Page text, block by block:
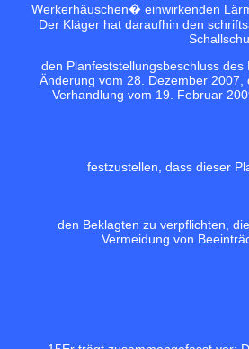
Werkerhäuschen� einwirkenden
Der Kläger hat daraufhin den
den Planfeststellungsbeschluss
Änderung vom 28. Dezember
Verhandlung vom 19. Februar
festzustellen, dass dieser
den Beklagten zu verpflichten,
Vermeidung von